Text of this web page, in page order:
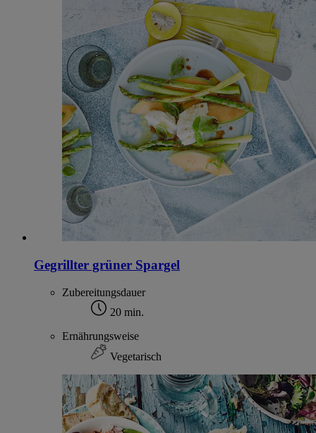
Gegrillter grüner Spargel
Zubereitungsdauer
20 min.
Ernährungsweise
Vegetarisch